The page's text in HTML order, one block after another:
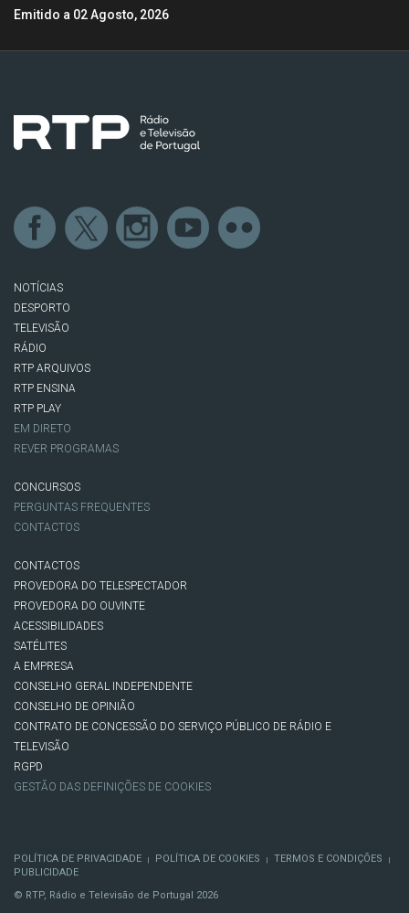
Emitido a 02 Agosto, 2026
NOTÍCIAS
DESPORTO
TELEVISÃO
RÁDIO
RTP ARQUIVOS
RTP ENSINA
RTP PLAY
EM DIRETO
REVER PROGRAMAS
CONCURSOS
PERGUNTAS FREQUENTES
CONTACTOS
CONTACTOS
PROVEDORA DO TELESPECTADOR
PROVEDORA DO OUVINTE
ACESSIBILIDADES
SATÉLITES
A EMPRESA
CONSELHO GERAL INDEPENDENTE
CONSELHO DE OPINIÃO
CONTRATO DE CONCESSÃO DO SERVIÇO PÚBLICO DE RÁDIO E
TELEVISÃO
RGPD
GESTÃO DAS DEFINIÇÕES DE COOKIES
POLÍTICA DE PRIVACIDADE | POLÍTICA DE COOKIES | TERMOS E CONDIÇÕES |
PUBLICIDADE
© RTP, Rádio e Televisão de Portugal 2026